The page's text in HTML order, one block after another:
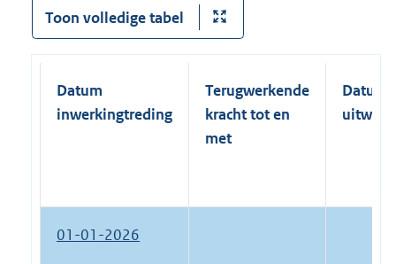
Toon volledige tabel
Datum
inwerkingtreding
Terugwerkende
kracht tot en
met
Datum
01-01-2026